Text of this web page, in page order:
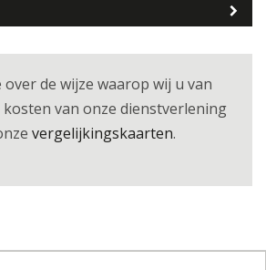
de wijze waarop wij u van
van onze dienstverlening
vergelijkingskaarten.